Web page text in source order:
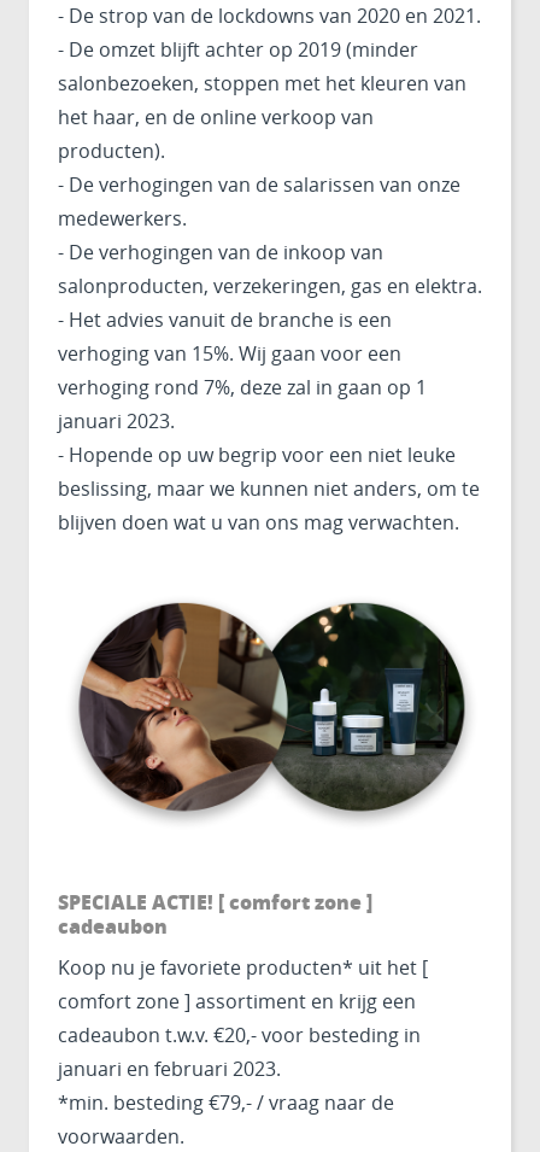
- De strop van de lockdowns van 2020 en 2021.
- De omzet blijft achter op 2019 (minder
salonbezoeken, stoppen met het kleuren van
het haar, en de online verkoop van
producten).
- De verhogingen van de salarissen van onze
medewerkers.
- De verhogingen van de inkoop van
salonproducten, verzekeringen, gas en elektra.
- Het advies vanuit de branche is een
verhoging van 15%. Wij gaan voor een
verhoging rond 7%, deze zal in gaan op 1
januari 2023.
- Hopende op uw begrip voor een niet leuke
beslissing, maar we kunnen niet anders, om te
blijven doen wat u van ons mag verwachten.
SPECIALE ACTIE! [ comfort zone ]
cadeaubon
Koop nu je favoriete producten* uit het [
comfort zone ] assortiment en krijg een
cadeaubon t.w.v. €20,- voor besteding in
januari en februari 2023.
*min. besteding €79,- / vraag naar de
voorwaarden.